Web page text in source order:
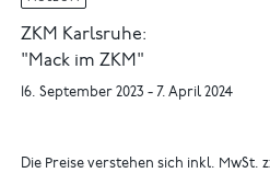
ZKM Karlsruhe:
"Mack im ZKM"
16. September 2023 - 7. April 2024
Die Preise verstehen sich inkl. MwSt.